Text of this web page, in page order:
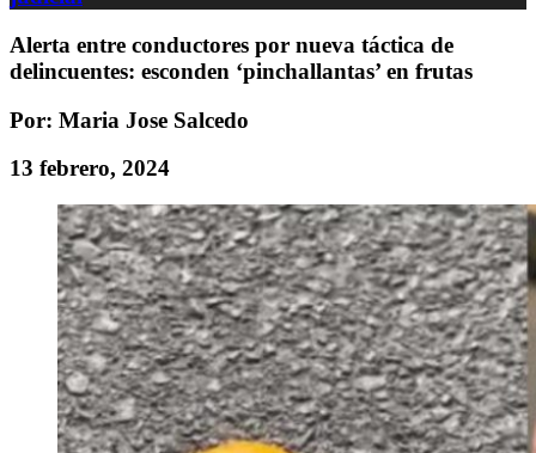
Alerta entre conductores por nueva táctica de
delincuentes: esconden ‘pinchallantas’ en frutas
Por: Maria Jose Salcedo
13 febrero, 2024